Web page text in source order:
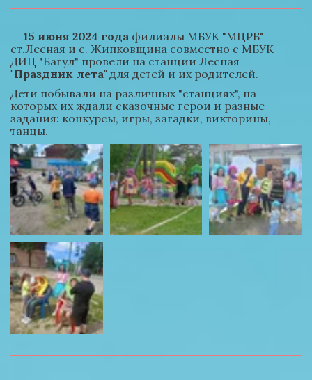
15 июня 2024 года филиалы МБУК "МЦРБ"
ст.Лесная и с. Жипковщина совместно с МБУК
"Праздник лета" для детей и их родителей.
Дети побывали на различных "станциях", на
которых их ждали сказочные герои и разные
задания: конкурсы, игры, загадки, викторины,
танцы.